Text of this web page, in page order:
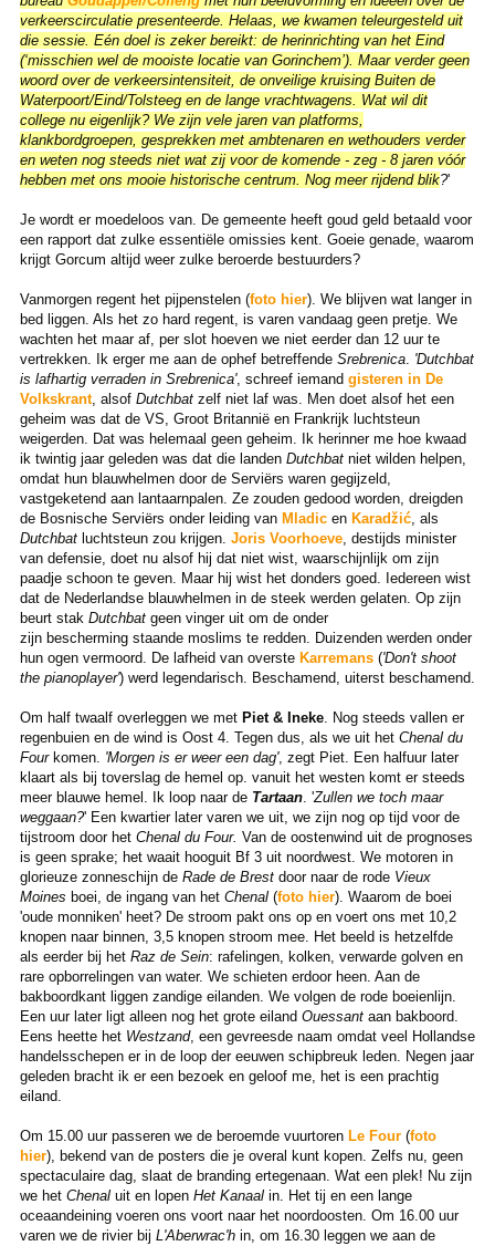
verkeerscirculatie presenteerde. Helaas, we kwamen teleurgesteld uit
die sessie. Eén doel is zeker bereikt: de herinrichting van het Eind
(‘misschien wel de mooiste locatie van Gorinchem’). Maar verder geen
woord over de verkeersintensiteit, de onveilige kruising Buiten de
Waterpoort/Eind/Tolsteeg en de lange vrachtwagens. Wat wil dit
college nu eigenlijk? We zijn vele jaren van platforms,
klankbordgroepen, gesprekken met ambtenaren en wethouders verder
en weten nog steeds niet wat zij voor de komende - zeg - 8 jaren vóór
hebben met ons mooie historische centrum. Nog meer rijdend blik?'
Je wordt er moedeloos van. De gemeente heeft goud geld betaald voor
een rapport dat zulke essentiële omissies kent. Goeie genade, waarom
krijgt Gorcum altijd weer zulke beroerde bestuurders?
Vanmorgen regent het pijpenstelen (foto hier). We blijven wat langer in
bed liggen. Als het zo hard regent, is varen vandaag geen pretje. We
wachten het maar af, per slot hoeven we niet eerder dan 12 uur te
vertrekken. Ik erger me aan de ophef betreffende Srebrenica. 'Dutchbat
is lafhartig verraden in Srebrenica', schreef iemand gisteren in De
Volkskrant, alsof Dutchbatzelf niet laf was. Men doet alsof het een
geheim was dat de VS, Groot Britannië en Frankrijk luchtsteun
weigerden. Dat was helemaal geen geheim. Ik herinner me hoe kwaad
ik twintig jaar geleden was dat die landen Dutchbatniet wilden helpen,
omdat hun blauwhelmen door de Serviërs waren gegijzeld,
vastgeketend aan lantaarnpalen. Ze zouden gedood worden, dreigden
de Bosnische Serviërs onder leiding van Mladicen Karadžić, als
Dutchbatluchtsteun zou krijgen. Joris Voorhoeve, destijds minister
van defensie, doet nu alsof hij dat niet wist, waarschijnlijk om zijn
paadje schoon te geven. Maar hij wist het donders goed. Iedereen wist
dat de Nederlandse blauwhelmen in de steek werden gelaten. Op zijn
beurt stak Dutchbatgeen vinger uit om de onder
zijn bescherming staande moslims te redden. Duizenden werden onder
hun ogen vermoord. De lafheid van overste Karremans('Don't shoot
the pianoplayer') werd legendarisch. Beschamend, uiterst beschamend.
Om half twaalf overleggen we met Piet & Ineke. Nog steeds vallen er
regenbuien en de wind is Oost 4. Tegen dus, als we uit het Chenal du
Fourkomen. 'Morgen is er weer een dag', zegt Piet. Een halfuur later
klaart als bij toverslag de hemel op. vanuit het westen komt er steeds
meer blauwe hemel. Ik loop naar de Tartaan. 'Zullen we toch maar
weggaan?' Een kwartier later varen we uit, we zijn nog op tijd voor de
tijstroom door het Chenal du Four. Van de oostenwind uit de prognoses
is geen sprake; het waait hooguit Bf 3 uit noordwest. We motoren in
glorieuze zonneschijn de Rade de Brestdoor naar de rode Vieux
Moines boei, de ingang van het Chenal(foto hier). Waarom de boei
'oude monniken' heet? De stroom pakt ons op en voert ons met 10,2
knopen naar binnen, 3,5 knopen stroom mee. Het beeld is hetzelfde
als eerder bij het Raz de Sein: rafelingen, kolken, verwarde golven en
rare opborrelingen van water. We schieten erdoor heen. Aan de
bakboordkant liggen zandige eilanden. We volgen de rode boeienlijn.
Een uur later ligt alleen nog het grote eiland Ouessantaan bakboord.
Eens heette het Westzand, een gevreesde naam omdat veel Hollandse
handelsschepen er in de loop der eeuwen schipbreuk leden. Negen jaar
geleden bracht ik er een bezoek en geloof me, het is een prachtig
eiland.
Om 15.00 uur passeren we de beroemde vuurtoren Le Four(foto
hier), bekend van de posters die je overal kunt kopen. Zelfs nu, geen
spectaculaire dag, slaat de branding ertegenaan. Wat een plek! Nu zijn
we het Chenaluit en lopen Het Kanaalin. Het tij en een lange
oceaandeining voeren ons voort naar het noordoosten. Om 16.00 uur
varen we de rivier bij L'Aberwrac'hin, om 16.30 leggen we aan de